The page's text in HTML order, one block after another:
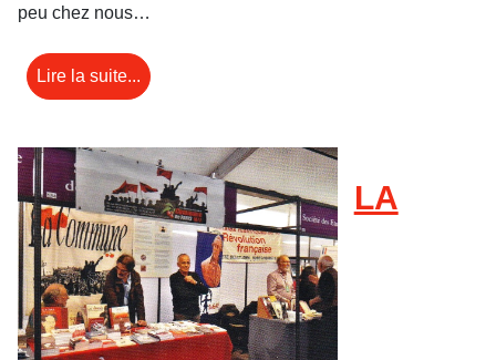
peu chez nous…
Lire la suite...
LA